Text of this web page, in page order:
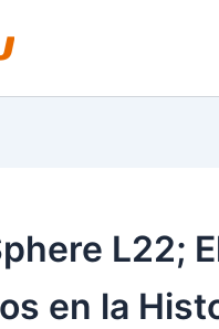
L22;
en la